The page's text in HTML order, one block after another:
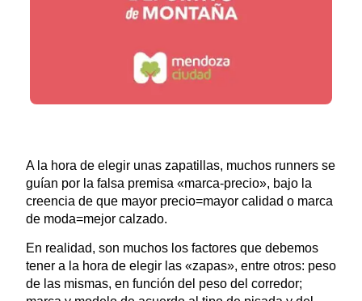
A la hora de elegir unas zapatillas, muchos runners se
guían por la falsa premisa «marca-precio», bajo la
creencia de que mayor precio=mayor calidad o marca
de moda=mejor calzado.
En realidad, son muchos los factores que debemos
tener a la hora de elegir las «zapas», entre otros: peso
de las mismas, en función del peso del corredor;